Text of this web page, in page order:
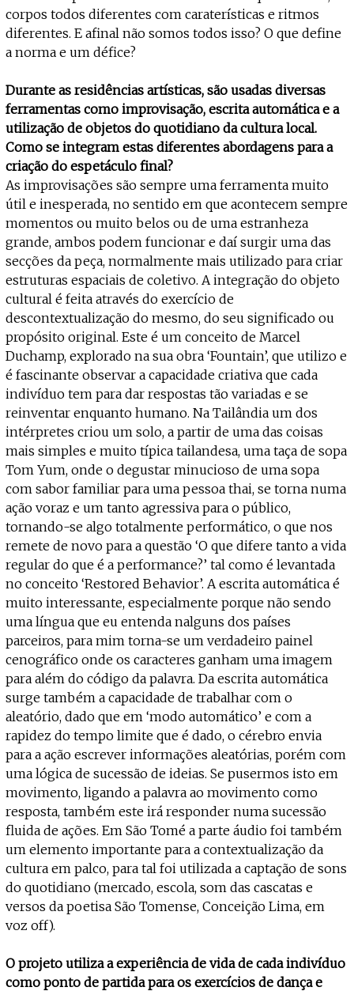
corpos todos diferentes com caraterísticas e ritmos
diferentes. E afinal não somos todos isso? O que define
a norma e um défice?
Durante as residências artísticas, são usadas diversas
ferramentas como improvisação, escrita automática e a
utilização de objetos do quotidiano da cultura local.
Como se integram estas diferentes abordagens para a
criação do espetáculo final?
As improvisações são sempre uma ferramenta muito
útil e inesperada, no sentido em que acontecem sempre
momentos ou muito belos ou de uma estranheza
grande, ambos podem funcionar e daí surgir uma das
secções da peça, normalmente mais utilizado para criar
estruturas espaciais de coletivo. A integração do objeto
cultural é feita através do exercício de
descontextualização do mesmo, do seu significado ou
propósito original. Este é um conceito de Marcel
Duchamp, explorado na sua obra ‘Fountain’, que utilizo e
é fascinante observar a capacidade criativa que cada
indivíduo tem para dar respostas tão variadas e se
reinventar enquanto humano. Na Tailândia um dos
intérpretes criou um solo, a partir de uma das coisas
mais simples e muito típica tailandesa, uma taça de sopa
Tom Yum, onde o degustar minucioso de uma sopa
com sabor familiar para uma pessoa thai, se torna numa
ação voraz e um tanto agressiva para o público,
tornando-se algo totalmente performático, o que nos
remete de novo para a questão ‘O que difere tanto a vida
regular do que é a performance?’ tal como é levantada
no conceito ‘Restored Behavior’. A escrita automática é
muito interessante, especialmente porque não sendo
uma língua que eu entenda nalguns dos países
parceiros, para mim torna-se um verdadeiro painel
cenográfico onde os caracteres ganham uma imagem
para além do código da palavra. Da escrita automática
surge também a capacidade de trabalhar com o
aleatório, dado que em ‘modo automático’ e com a
rapidez do tempo limite que é dado, o cérebro envia
para a ação escrever informações aleatórias, porém com
uma lógica de sucessão de ideias. Se pusermos isto em
movimento, ligando a palavra ao movimento como
resposta, também este irá responder numa sucessão
fluida de ações. Em São Tomé a parte áudio foi também
um elemento importante para a contextualização da
cultura em palco, para tal foi utilizada a captação de sons
do quotidiano (mercado, escola, som das cascatas e
versos da poetisa São Tomense, Conceição Lima, em
voz off).
O projeto utiliza a experiência de vida de cada indivíduo
como ponto de partida para os exercícios de dança e